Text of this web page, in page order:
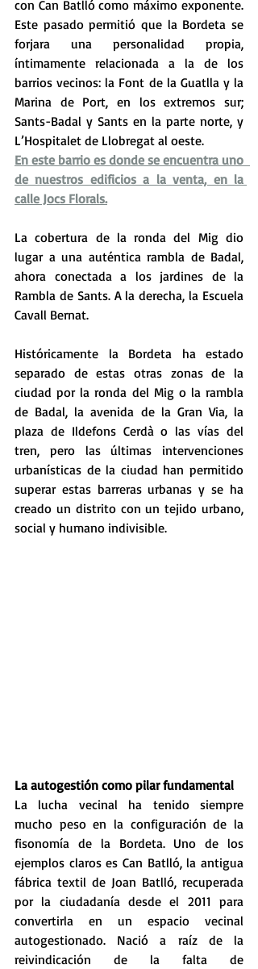
con Can Batlló como máximo exponente.
Este pasado permitió que la Bordeta se
forjara una personalidad propia,
íntimamente relacionada a la de los
barrios vecinos: la Font de la Guatlla y la
Marina de Port, en los extremos sur;
Sants-Badal y Sants en la parte norte, y
L’Hospitalet de Llobregat al oeste.
En este barrio es donde se encuentra uno
de nuestros edificios a la venta, en la
calle Jocs Florals.
La cobertura de la ronda del Mig dio
lugar a una auténtica rambla de Badal,
ahora conectada a los jardines de la
Rambla de Sants. A la derecha, la Escuela
Cavall Bernat.
Históricamente la Bordeta ha estado
separado de estas otras zonas de la
ciudad por la ronda del Mig o la rambla
de Badal, la avenida de la Gran Via, la
plaza de Ildefons Cerdà o las vías del
tren, pero las últimas intervenciones
urbanísticas de la ciudad han permitido
superar estas barreras urbanas y se ha
creado un distrito con un tejido urbano,
social y humano indivisible.
La autogestión como pilar fundamental
La lucha vecinal ha tenido siempre
mucho peso en la configuración de la
fisonomía de la Bordeta. Uno de los
ejemplos claros es Can Batlló, la antigua
fábrica textil de Joan Batlló, recuperada
por la ciudadanía desde el 2011 para
convertirla en un espacio vecinal
autogestionado. Nació a raíz de la
reivindicación de la falta de